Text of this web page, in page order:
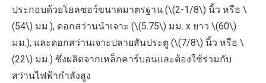
ประกอบด้วยโฮลซอว์ขนาดมาตรฐาน (\(2-1/8\) นิ้ว หรือ \
(54\) มม.), ดอกสว่านนำเจาะ (\(5.75\) มม. x ยาว \(60\)
มม.), และดอกสว่านเจาะปลายสันประตู (\(7/8\) นิ้ว หรือ \
(22\) มม.) ซึ่งผลิตจากเหล็กคาร์บอนและต้องใช้ร่วมกับ
สว่านไฟฟ้ากำลังสูง